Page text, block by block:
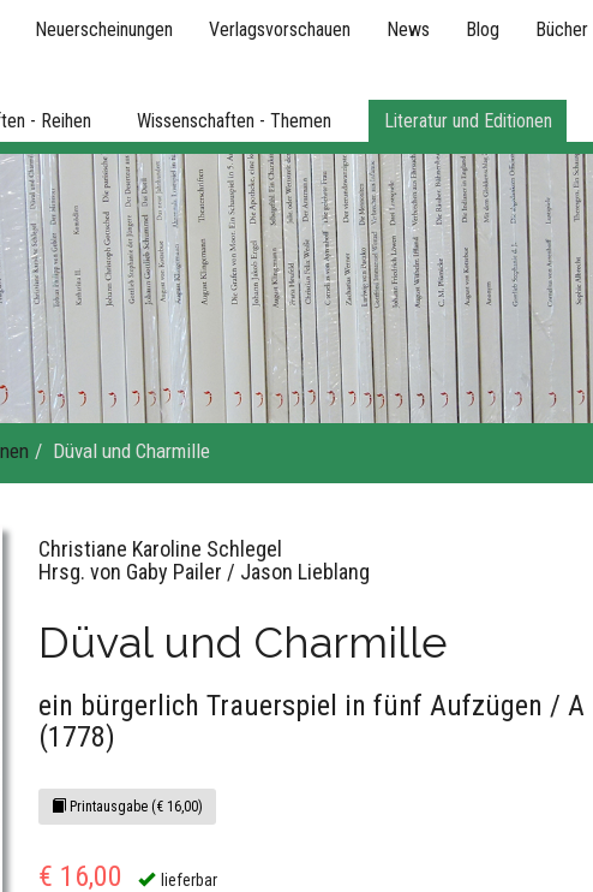
Neuerscheinungen Verlagsvorschauen News Blog Bücher
- Reihen Wissenschaften - Themen Literatur und Editionen
Düval und Charmille
Christiane Karoline Schlegel
Hrsg. von Gaby Pailer / Jason Lieblang
Düval und Charmille
ein bürgerlich Trauerspiel in fünf Aufzügen / A
(1778)
Printausgabe (€ 16,00)
€ 16,00 lieferbar